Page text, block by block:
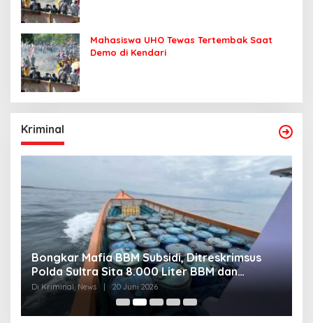
Mahasiswa UHO Tewas Tertembak Saat
Demo di Kendari
Kriminal
Bongkar Mafia BBM Subsidi, Ditreskrimsus
Polda Sultra Sita 8.000 Liter BBM dan
Ringkus 3 Tersangka
Di Kriminal, News | 20 Juni 2026